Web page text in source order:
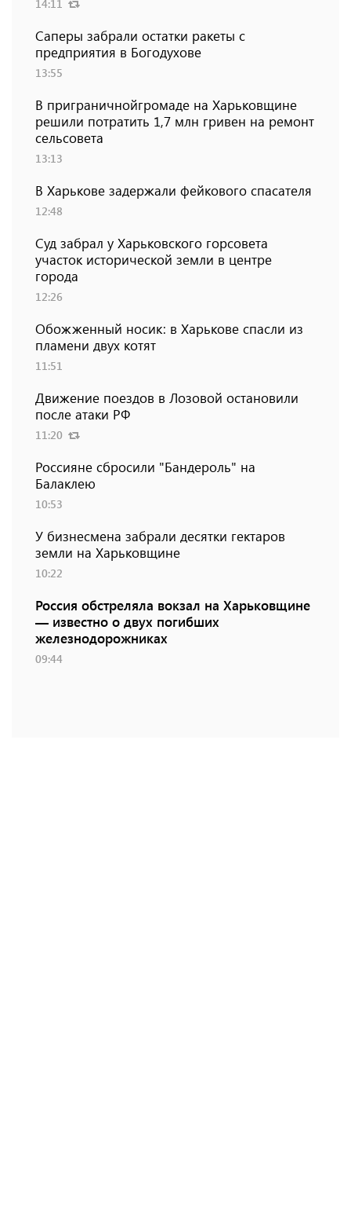
14:11
Саперы забрали остатки ракеты с
предприятия в Богодухове
13:55
В приграничнойгромаде на Харьковщине
решили потратить 1,7 млн ​​гривен на ремонт
сельсовета
13:13
В Харькове задержали фейкового спасателя
12:48
Суд забрал у Харьковского горсовета
участок исторической земли в центре
города
12:26
Обожженный носик: в Харькове спасли из
пламени двух котят
11:51
Движение поездов в Лозовой остановили
после атаки РФ
11:20
Россияне сбросили "Бандероль" на
Балаклею
10:53
У бизнесмена забрали десятки гектаров
земли на Харьковщине
10:22
Россия обстреляла вокзал на Харьковщине
— известно о двух погибших
железнодорожниках
09:44